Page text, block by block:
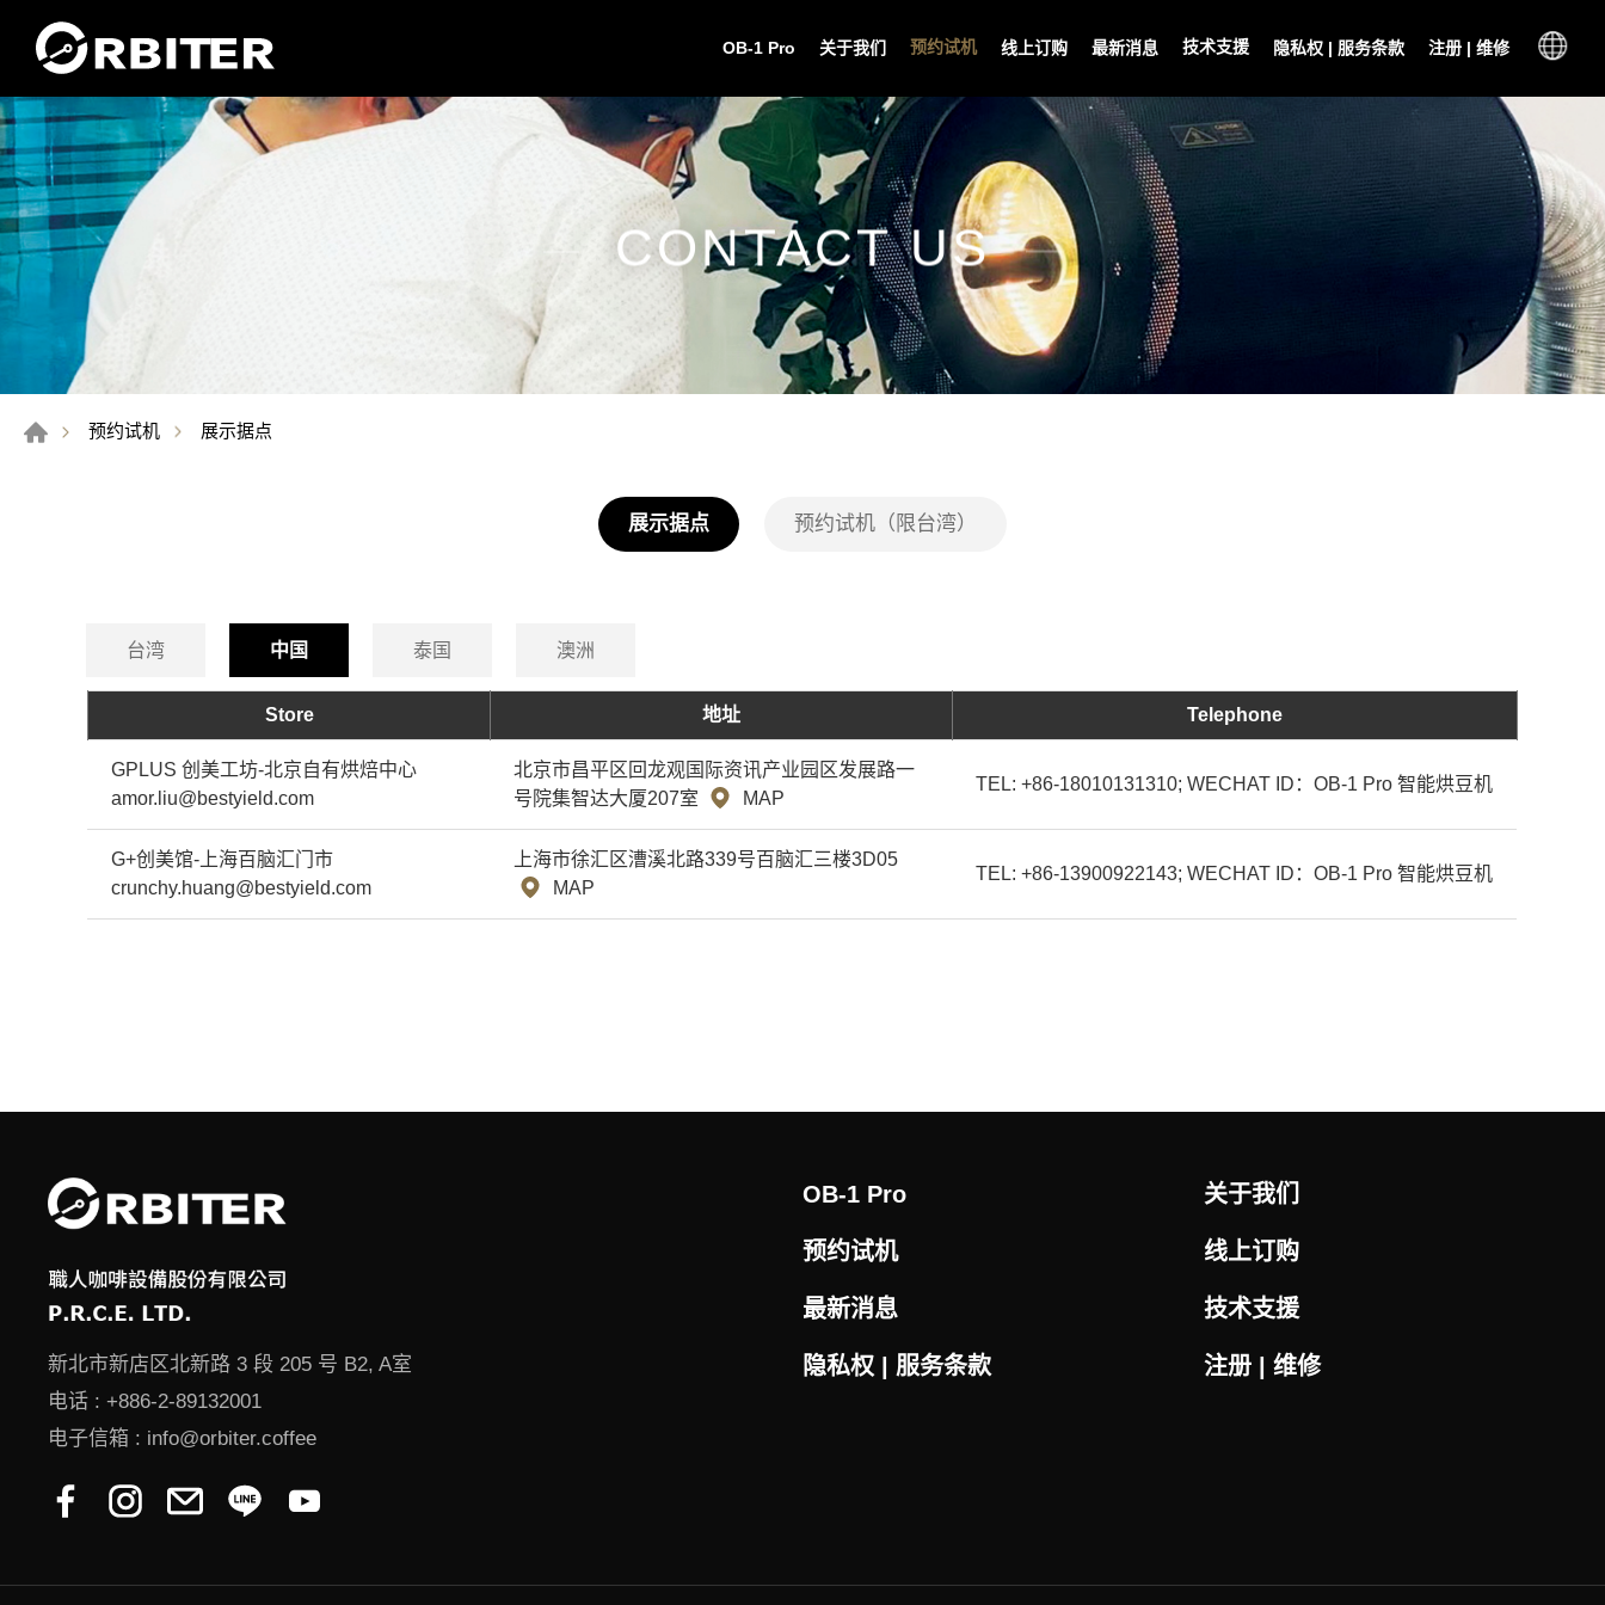
OB-1 Pro 关于我们 预约试机 线上订购 最新消息 技术支援 隐私权 | 服务条款 注册 | 维修
CONTACT US
预约试机 展示据点
展示据点 预约试机（限台湾）
台湾 中国 泰国 澳洲
Store 地址 Telephone
GPLUS 创美工坊-北京自有烘焙中心
amor.liu@bestyield.com
北京市昌平区回龙观国际资讯产业园区发展路一
号院集智达大厦207室
MAP
TEL: +86-18010131310; WECHAT ID：OB-1 Pro 智能烘豆机
G+创美馆-上海百脑汇门市
crunchy.huang@bestyield.com
上海市徐汇区漕溪北路339号百脑汇三楼3D05
MAP
TEL: +86-13900922143; WECHAT ID：OB-1 Pro 智能烘豆机
OB-1 Pro 关于我们
预约试机 线上订购
最新消息 技术支援
隐私权 | 服务条款 注册 | 维修
新北市新店区北新路 3 段 205 号 B2, A室
电话 : +886-2-89132001
电子信箱 : info@orbiter.coffee